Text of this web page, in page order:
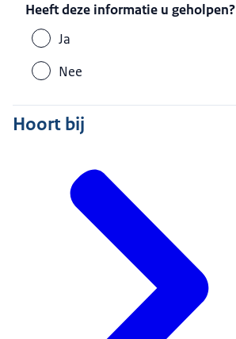
Heeft deze informatie u geholpen?
Ja
Nee
Hoort bij